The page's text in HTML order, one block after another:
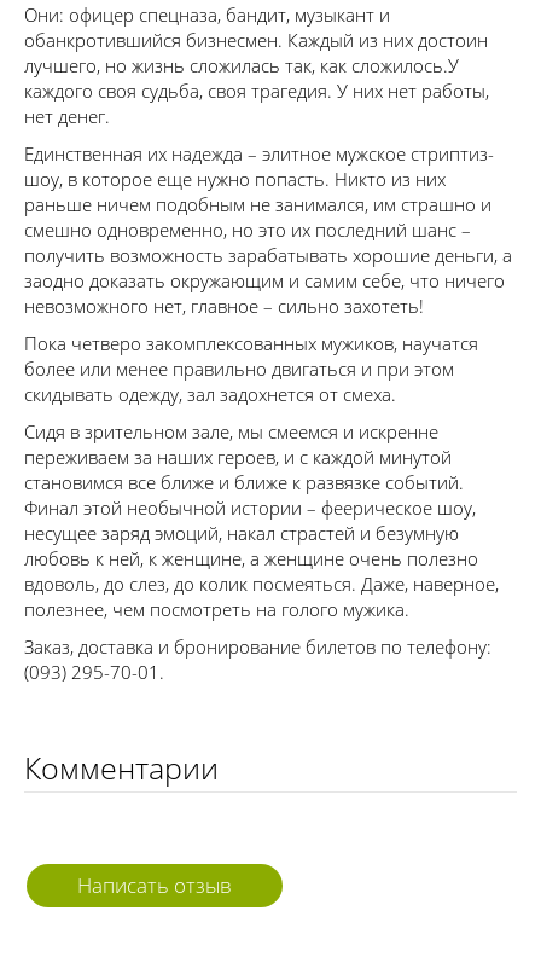
Они: офицер спецназа, бандит, музыкант и
обанкротившийся бизнесмен. Каждый из них достоин
лучшего, но жизнь сложилась так, как сложилось.У
каждого своя судьба, своя трагедия. У них нет работы,
нет денег.
Единственная их надежда – элитное мужское стриптиз-
шоу, в которое еще нужно попасть. Никто из них
раньше ничем подобным не занимался, им страшно и
смешно одновременно, но это их последний шанс –
получить возможность зарабатывать хорошие деньги, а
заодно доказать окружающим и самим себе, что ничего
невозможного нет, главное – сильно захотеть!
Пока четверо закомплексованных мужиков, научатся
более или менее правильно двигаться и при этом
скидывать одежду, зал задохнется от смеха.
Сидя в зрительном зале, мы смеемся и искренне
переживаем за наших героев, и с каждой минутой
становимся все ближе и ближе к развязке событий.
Финал этой необычной истории – феерическое шоу,
несущее заряд эмоций, накал страстей и безумную
любовь к ней, к женщине, а женщине очень полезно
вдоволь, до слез, до колик посмеяться. Даже, наверное,
полезнее, чем посмотреть на голого мужика.
Заказ, доставка и бронирование билетов по телефону:
(093) 295-70-01.
Комментарии
Написать отзыв